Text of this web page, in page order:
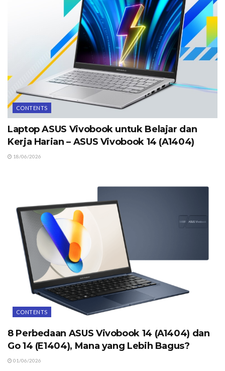
CONTENTS
Laptop ASUS Vivobook untuk Belajar dan
Kerja Harian – ASUS Vivobook 14 (A1404)
18/06/2026
CONTENTS
8 Perbedaan ASUS Vivobook 14 (A1404) dan
Go 14 (E1404), Mana yang Lebih Bagus?
01/06/2026